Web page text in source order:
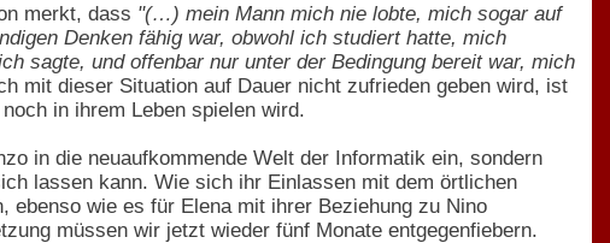
merkt, dass "(…) mein Mann mich nie lobte, mich sogar auf
Denken fähig war, obwohl ich studiert hatte, mich
sagte, und offenbar nur unter der Bedingung bereit war, mich
mit dieser Situation auf Dauer nicht zufrieden geben wird, ist
in ihrem Leben spielen wird.
in die neuaufkommende Welt der Informatik ein, sondern
lassen kann. Wie sich ihr Einlassen mit dem örtlichen
wie es für Elena mit ihrer Beziehung zu Nino
müssen wir jetzt wieder fünf Monate entgegenfiebern.